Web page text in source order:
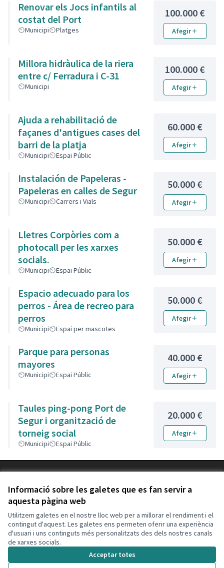
Informació sobre les galetes que es fan servir a
aquesta pàgina web
Utilitzem galetes en el nostre lloc web per a millorar el rendiment i el
contingut d'aquest. Les galetes ens permeten oferir una experiència
d'usuari i uns continguts més personalitzats des dels nostres canals
de xarxes socials.
Acceptar totes
Renovar els Jocs infantils al
costat del Port
Municipi Platges
100.000 €
Afegir
Millora hidràulica de la riera
entre c/ Ferradura i C-31
Municipi
100.000 €
Afegir
Ajuda a rehabilitació de
façanes d'antigues cases del
barri de la platja
Municipi Espai Públic
60.000 €
Afegir
Instalación de Papeleras -
Papeleras en calles de Segur
Municipi Carrers i Vials
50.000 €
Afegir
Lletres Corpòries com a
photocall per les xarxes
socials.
Municipi Espai Públic
50.000 €
Afegir
Espacio adecuado para los
perros - Área de recreo para
perros
Municipi Espai per mascotes
50.000 €
Afegir
Parque para personas
mayores
Municipi Espai Públic
40.000 €
Afegir
Taules ping-pong Port de
Segur i organització de
torneig social
Municipi Espai Públic
20.000 €
Afegir
Configuració de les galetes
Decidim Calafell a X
(Enllaç extern)
Decidim Calafell a Facebook
(Enllaç extern)
Decidim Calafell a YouTube
(Enllaç extern)
Decidim Calafell a GitHub
(Enllaç extern)
(Enllaç extern)programari lliure
(Enllaç extern)
.